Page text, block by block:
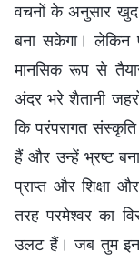
वचनों के अनुसार खुद
बना सकेगा। लेकिन
मानसिक रूप से
अंदर भरे शैतानी
कि परंपरागत
हैं और उन्हें भ्रष्ट
प्राप्त और शिक्षा
तरह परमेश्वर का
उलट हैं। जब तुम